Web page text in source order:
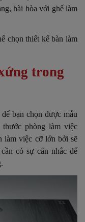
hài hòa với ghế làm
chọn thiết kế bàn làm
trong
bạn chọn được mẫu
phòng làm việc
làm việc cỡ lớn bởi sẽ
có sự cân nhắc để